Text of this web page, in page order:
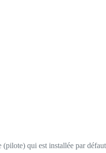
qui est installée par